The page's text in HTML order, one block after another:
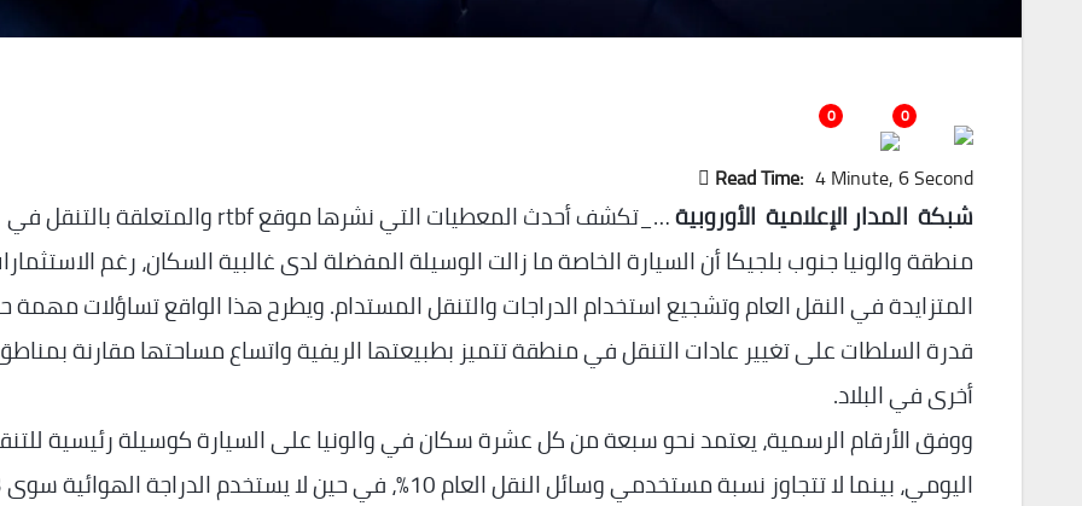
0
0
Read Time: 4 Minute, 6 Second
شبكة المدار الإعلامية الأوروبية
…_تكشف أحدث المعطيات التي نشرها موقع rtbf والمتعلقة بالتنقل في
منطقة والونيا جنوب بلجيكا أن السيارة الخاصة ما زالت الوسيلة المفضلة لدى غالبية السكان، رغم
المتزايدة في النقل العام وتشجيع استخدام الدراجات والتنقل المستدام. ويطرح هذا الواقع تساؤلات مهمة
قدرة السلطات على تغيير عادات التنقل في منطقة تتميز بطبيعتها الريفية واتساع مساحتها مقارنة
أخرى في البلاد.
ووفق الأرقام الرسمية، يعتمد نحو سبعة من كل عشرة سكان في والونيا على السيارة كوسيلة رئيسية